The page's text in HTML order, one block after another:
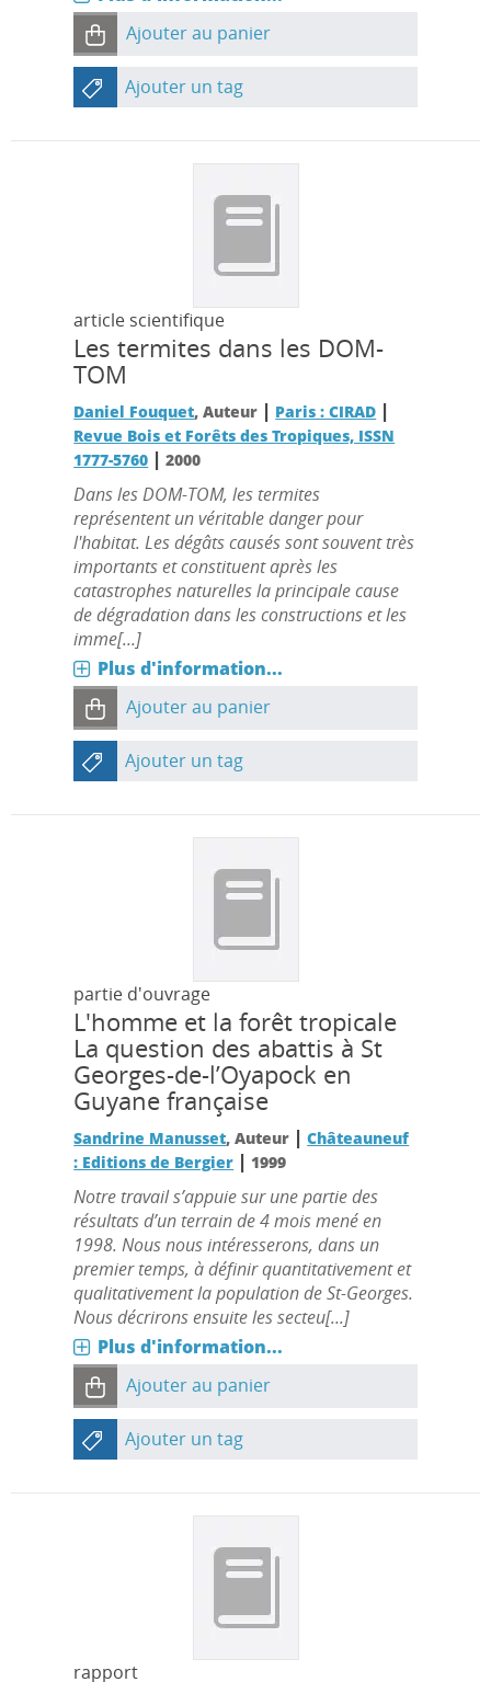
Ajouter au panier
Ajouter un tag
article scientifique
Les termites dans les DOM-
TOM
Daniel Fouquet, Auteur | Paris : CIRAD |
Revue Bois et Forêts des Tropiques, ISSN
1777-5760 |2000
Dans les DOM-TOM, les termites
représentent un véritable danger pour
l'habitat. Les dégâts causés sont souvent très
importants et constituent après les
catastrophes naturelles la principale cause
de dégradation dans les constructions et les
imme[...]
Plus d'information...
Ajouter au panier
Ajouter un tag
partie d'ouvrage
L'homme et la forêt tropicale
La question des abattis à St
Georges-de-l’Oyapock en
Guyane française
Sandrine Manusset, Auteur |Châteauneuf
: Editions de Bergier | 1999
Notre travail s’appuie sur une partie des
résultats d’un terrain de 4 mois mené en
1998. Nous nous intéresserons, dans un
premier temps, à définir quantitativement et
qualitativement la population de St-Georges.
Nous décrirons ensuite les secteu[...]
Plus d'information...
Ajouter au panier
Ajouter un tag
rapport